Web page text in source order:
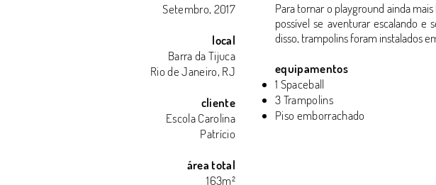
Setembro, 2017
local
Barra da Tijuca
Rio de Janeiro, RJ
cliente
Escola Carolina
Patrício
área total
163m²
Para tornar o playground ainda
possível se aventurar escalando
disso, trampolins foram instalados
equipamentos
1 Spaceball
3 Trampolins
Piso emborrachado